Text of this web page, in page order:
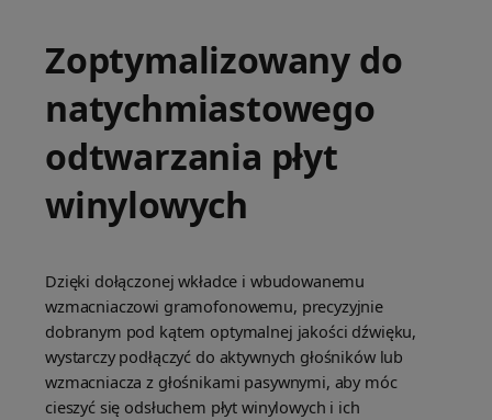
Zoptymalizowany do
natychmiastowego
odtwarzania płyt
winylowych
Dzięki dołączonej wkładce i wbudowanemu
wzmacniaczowi gramofonowemu, precyzyjnie
dobranym pod kątem optymalnej jakości dźwięku,
wystarczy podłączyć do aktywnych głośników lub
wzmacniacza z głośnikami pasywnymi, aby móc
cieszyć się odsłuchem płyt winylowych i ich